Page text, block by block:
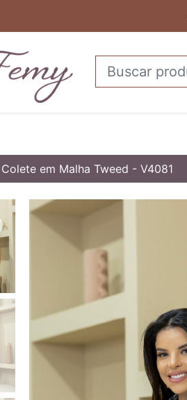
Colete em Malha Tweed - V4081